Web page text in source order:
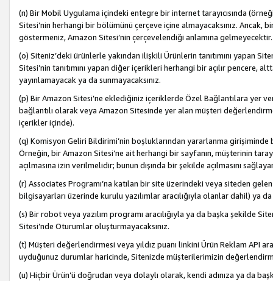
(n) Bir Mobil Uygulama içindeki entegre bir internet tarayıcısında
Sitesi’nin herhangi bir bölümünü çerçeve içine almayacaksınız. Ancak,
göstermeniz, Amazon Sitesi’nin çerçevelendiği anlamına gelmeyecektir.
(o) Siteniz’deki ürünlerle yakından ilişkili Ürünlerin tanıtımını yapan
Sitesi’nin tanıtımını yapan diğer içerikleri herhangi bir açılır pencere,
yayınlamayacak ya da sunmayacaksınız.
(p) Bir Amazon Sitesi’ne eklediğiniz içeriklerde Özel Bağlantılara yer
bağlantılı olarak veya Amazon Sitesinde yer alan müşteri
içerikler içinde).
(q) Komisyon Geliri Bildirimi’nin boşluklarından yararlanma
Örneğin, bir Amazon Sitesi’ne ait herhangi bir sayfanın, müşterinin
açılmasına izin verilmelidir; bunun dışında bir şekilde açılmasını
(r) Associates Programı’na katılan bir site üzerindeki veya siteden
bilgisayarları üzerinde kurulu yazılımlar aracılığıyla olanlar dahil) ya
(s) Bir robot veya yazılım programı aracılığıyla ya da başka şekilde
Sitesi’nde Oturumlar oluşturmayacaksınız.
(t) Müşteri değerlendirmesi veya yıldız puanı linkini Ürün Reklam API
uyduğunuz durumlar haricinde, Sitenizde müşterilerimizin
(u) Hiçbir Ürün’ü doğrudan veya dolaylı olarak, kendi adınıza ya da